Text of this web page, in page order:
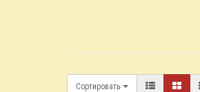
Сортировать